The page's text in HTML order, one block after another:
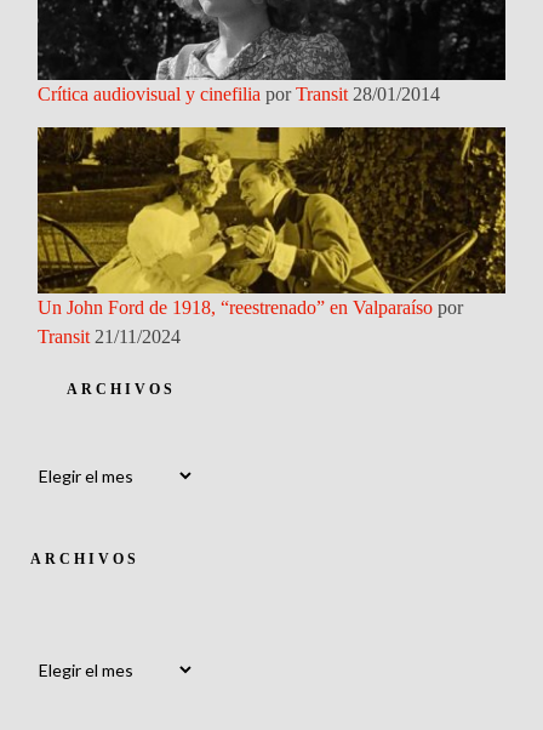
Crítica audiovisual y cinefilia porTransit 28/01/2014
Un John Ford de 1918, “reestrenado” en Valparaíso por
Transit 21/11/2024
ARCHIVOS
ARCHIVOS